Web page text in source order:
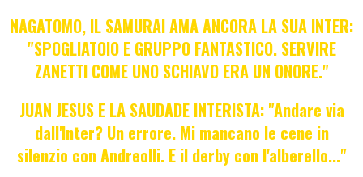
NAGATOMO, IL SAMURAI AMA ANCORA LA SUA INTER:
"SPOGLIATOIO E GRUPPO FANTASTICO. SERVIRE
ZANETTI COME UNO SCHIAVO ERA UN ONORE."
JUAN JESUS E LA SAUDADE INTERISTA: "Andare via
dall'Inter? Un errore. Mi mancano le cene in
silenzio con Andreolli. E il derby con l'alberello..."